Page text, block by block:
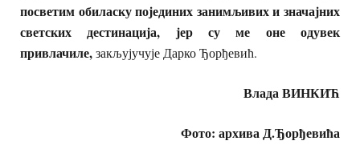
посветим обиласку појединих занимљивих и значајних
светских дестинација, јер су ме оне одувек
привлачиле,закљујучује Дарко Ђорђевић.
Влада ВИНКИЋ
Фото: архива Д.Ђорђевића